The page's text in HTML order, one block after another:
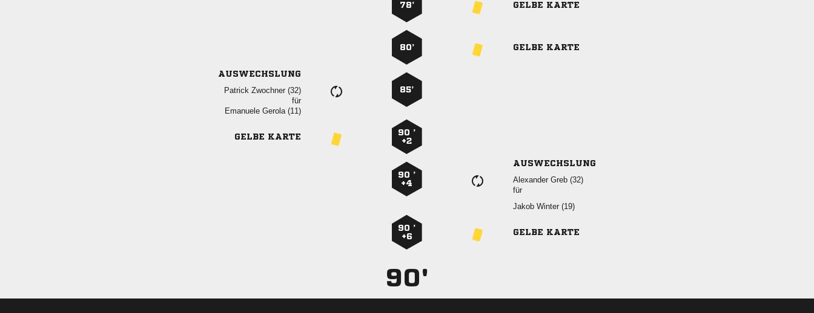
78’ GELBE KARTE
80’ GELBE KARTE
AUSWECHSLUNG
  
für
  
85’
GELBE KARTE
90 ’
+2
90 ’
+4
AUSWECHSLUNG
  
für
  
90 ’
+6
GELBE KARTE
90'